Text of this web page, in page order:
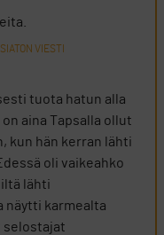
VIESTI
tuota hatun alla
aina Tapsalla ollut
kun hän kerran lähti
oli vaikeahko
lähti
näytti karmealta
selostajat